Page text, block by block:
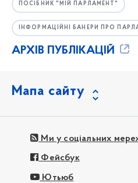
ПОСІБНИК "МІЙ ПАРЛАМЕНТ"
ІНФОРМАЦІЙНІ БАНЕРИ ПРО
АРХІВ ПУБЛІКАЦІЙ
Мапа сайту
Ми у соціальних
Фейсбук
Ютьюб